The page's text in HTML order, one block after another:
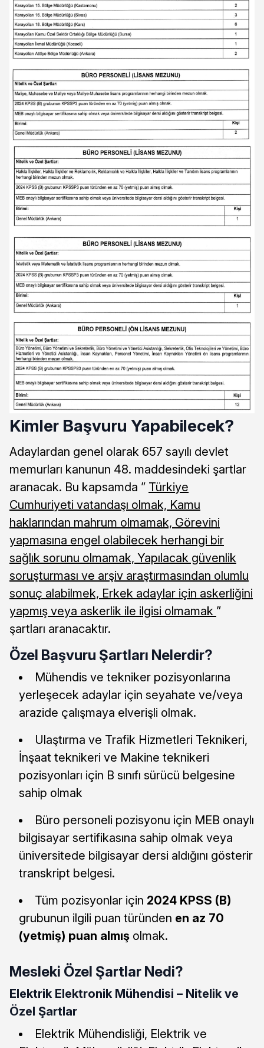
Kimler Başvuru Yapabilecek?
Adaylardan genel olarak 657 sayılı devlet
memurları kanunun 48. maddesindeki şartlar
aranacak. Bu kapsamda ” Türkiye
Cumhuriyeti vatandaşı olmak, Kamu
haklarından mahrum olmamak, Görevini
yapmasına engel olabilecek herhangi bir
sağlık sorunu olmamak, Yapılacak güvenlik
soruşturması ve arşiv araştırmasından olumlu
sonuç alabilmek, Erkek adaylar için askerliğini
yapmış veya askerlik ile ilgisi olmamak ”
şartları aranacaktır.
Özel Başvuru Şartları Nelerdir?
Mühendis ve tekniker pozisyonlarına
yerleşecek adaylar için seyahate ve/veya
arazide çalışmaya elverişli olmak.
Ulaştırma ve Trafik Hizmetleri Teknikeri,
İnşaat teknikeri ve Makine teknikeri
pozisyonları için B sınıfı sürücü belgesine
sahip olmak
Büro personeli pozisyonu için MEB onaylı
bilgisayar sertifikasına sahip olmak veya
üniversitede bilgisayar dersi aldığını gösterir
transkript belgesi.
Tüm pozisyonlar için 2024 KPSS (B)
grubunun ilgili puan türünden en az 70
(yetmiş) puan almış olmak.
Mesleki Özel Şartlar Nedi?
Elektrik Elektronik Mühendisi – Nitelik ve
Özel Şartlar
Elektrik Mühendisliği, Elektrik ve